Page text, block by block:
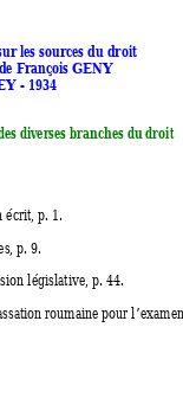
les sources du droit
François GENY
- 1934
diverses branches du droit
écrit, p. 1.
p. 9.
législative, p. 44.
roumaine pour l’exam